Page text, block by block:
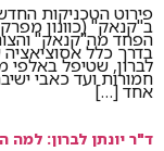
פירוט הטכניקות
ב"קנאק" (כוונון
הפחד מה"קנאק"
בדרך כלל
לברון, שטיפל באלפי
חמורות ועד כאבי
אחד […]